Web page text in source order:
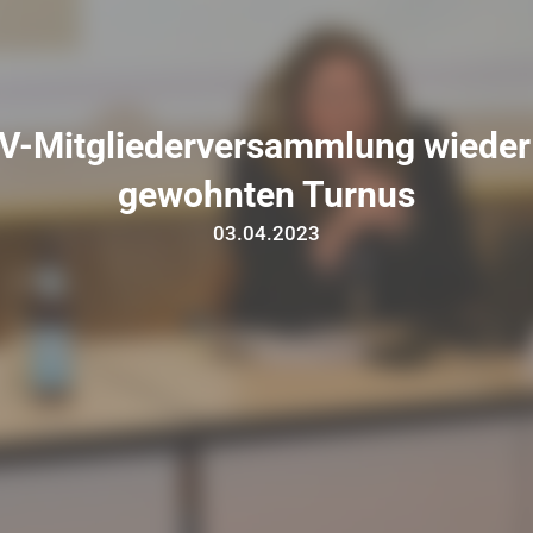
Mitgliederversammlung
gewohnten Turnus
03.04.2023